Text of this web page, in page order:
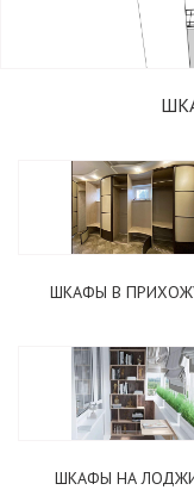
ШКАФЫ В
ШКАФЫ НА